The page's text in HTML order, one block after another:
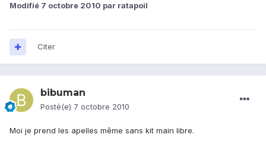
Modifié 7 octobre 2010 par ratapoil
Citer
bibuman
Posté(e) 7 octobre 2010
Moi je prend les apelles même sans kit main libre.